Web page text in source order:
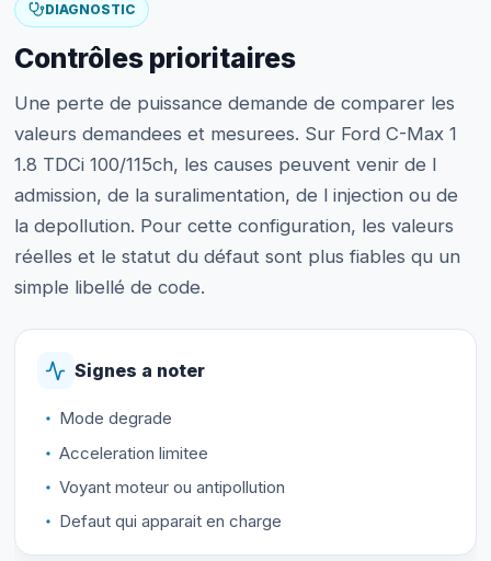
DIAGNOSTIC
Contrôles prioritaires
Une perte de puissance demande de comparer les
valeurs demandees et mesurees. Sur Ford C-Max 1
1.8 TDCi 100/115ch, les causes peuvent venir de l
admission, de la suralimentation, de l injection ou de
la depollution. Pour cette configuration, les valeurs
réelles et le statut du défaut sont plus fiables qu un
simple libellé de code.
Signes a noter
Mode degrade
Acceleration limitee
Voyant moteur ou antipollution
Defaut qui apparait en charge